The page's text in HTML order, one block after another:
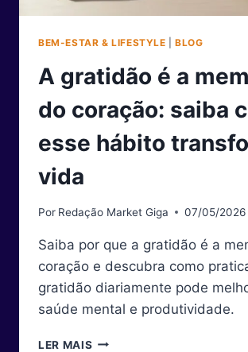
BEM-ESTAR & LIFESTYLE |BLOG
A gratidão é a
do coração: saiba
esse hábito
vida
Por Redação Market Giga 07/05/2026
Saiba por que a gratidão é a
coração e descubra como
gratidão diariamente pode
saúde mental e produtividade.
LER MAIS A